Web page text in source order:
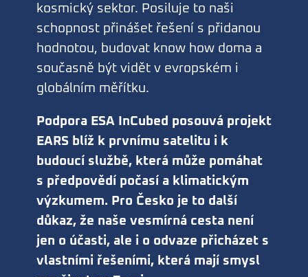
kosmický sektor. Posiluje to naši
schopnost přinášet řešení s přidanou
hodnotou, budovat know how doma a
současně být vidět v evropském i
globálním měřítku.
Podpora ESA InCubed posouvá projekt
EARS blíž k prvnímu satelitu i k
budoucí službě, která může pomáhat
s předpovědí počasí a klimatickým
výzkumem. Pro Česko je to další
důkaz, že naše vesmírná cesta není
jen o účasti, ale i o odvaze přicházet s
vlastními řešeními, která mají smysl